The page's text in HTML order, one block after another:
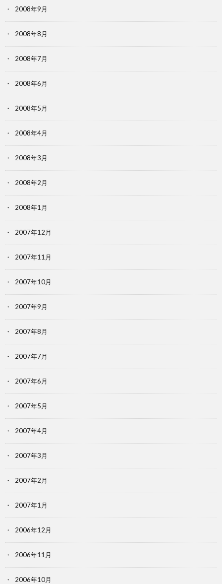
2008年9月
2008年8月
2008年7月
2008年6月
2008年5月
2008年4月
2008年3月
2008年2月
2008年1月
2007年12月
2007年11月
2007年10月
2007年9月
2007年8月
2007年7月
2007年6月
2007年5月
2007年4月
2007年3月
2007年2月
2007年1月
2006年12月
2006年11月
2006年10月